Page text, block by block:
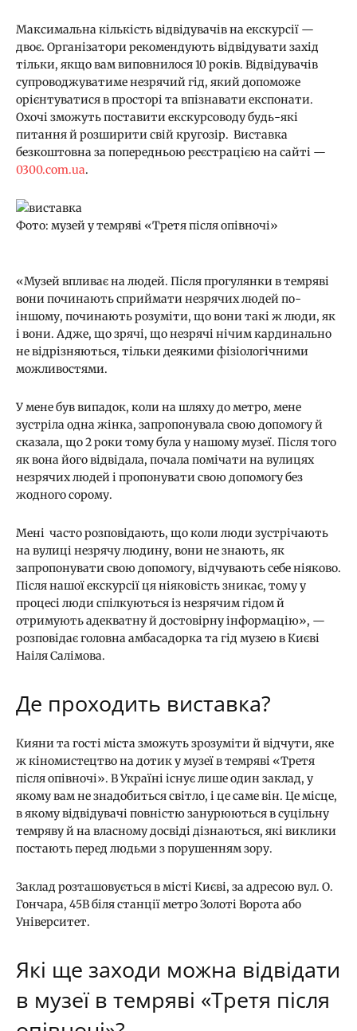
Максимальна кількість відвідувачів на екскурсії —
двоє. Організатори рекомендують відвідувати захід
тільки, якщо вам виповнилося 10 років. Відвідувачів
супроводжуватиме незрячий гід, який допоможе
орієнтуватися в просторі та впізнавати експонати.
Охочі зможуть поставити екскурсоводу будь-які
питання й розширити свій кругозір. Виставка
безкоштовна за попередньою реєстрацією на сайті —
0300.com.ua.
Фото: музей у темряві «Третя після опівночі»
«Музей впливає на людей. Після прогулянки в темряві
вони починають сприймати незрячих людей по-
іншому, починають розуміти, що вони такі ж люди, як
і вони. Адже, що зрячі, що незрячі нічим кардинально
не відрізняються, тільки деякими фізіологічними
можливостями.
У мене був випадок, коли на шляху до метро, мене
зустріла одна жінка, запропонувала свою допомогу й
сказала, що 2 роки тому була у нашому музеї. Після того
як вона його відвідала, почала помічати на вулицях
незрячих людей і пропонувати свою допомогу без
жодного сорому.
Мені часто розповідають, що коли люди зустрічають
на вулиці незрячу людину, вони не знають, як
запропонувати свою допомогу, відчувають себе ніяково.
Після нашої екскурсії ця ніяковість зникає, тому у
процесі люди спілкуються із незрячим гідом й
отримують адекватну й достовірну інформацію», —
розповідає головна амбасадорка та гід музею в Києві
Наіля Салімова.
Де проходить виставка?
Кияни та гості міста зможуть зрозуміти й відчути, яке
ж кіномистецтво на дотик у музеї в темряві «Третя
після опівночі». В Україні існує лише один заклад, у
якому вам не знадобиться світло, і це саме він. Це місце,
в якому відвідувачі повністю занурюються в суцільну
темряву й на власному досвіді дізнаються, які виклики
постають перед людьми з порушенням зору.
Заклад розташовується в місті Києві, за адресою вул. О.
Гончара, 45В біля станції метро Золоті Ворота або
Університет.
Які ще заходи можна відвідати
в музеї в темряві «Третя після